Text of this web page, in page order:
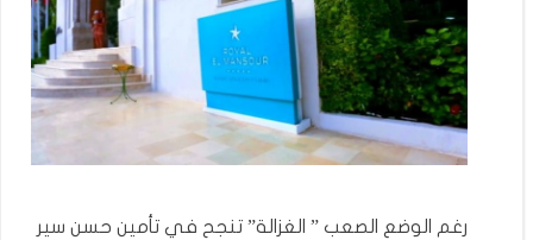
رغم الوضع الصعب ” الغزالة” تنجح في تأمين حسن سير